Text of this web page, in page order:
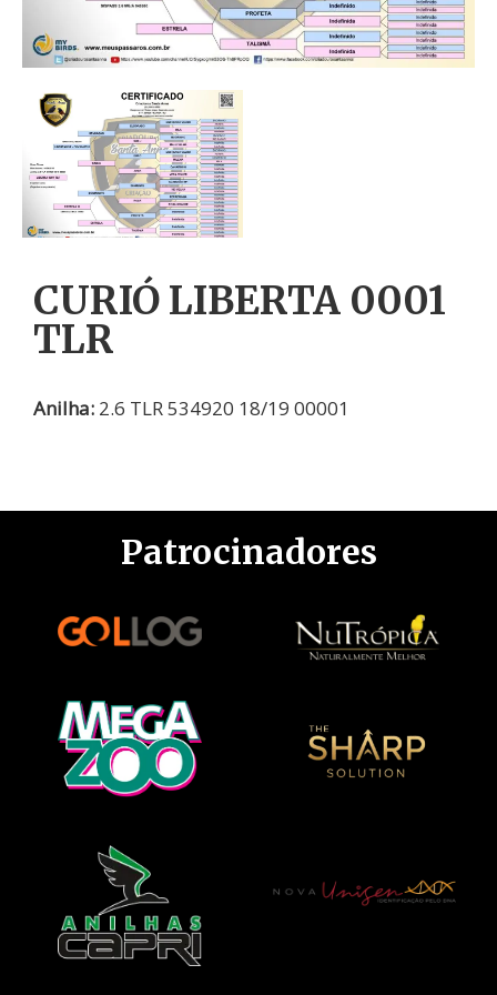
CURIÓ LIBERTA 0001
TLR
Anilha: 2.6 TLR 534920 18/19 00001
Patrocinadores